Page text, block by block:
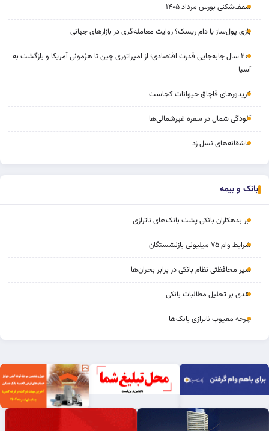
سقف‌شکنی بورس مرداد ۱۴۰۵
بازی پول‌ساز یا دام ریسک؟ روایت معامله‌گری در بازارهای جهانی
۲۰۰ سال جابه‌جایی قدرت اقتصادی؛ از امپراتوری چین تا هژمونی آمریکا و بازگشت به
آسیا
کریدورهای قاچاق حیوانات کجاست
آلودگی شمال در سفره غیرشمالی‌ها
عاشقانه‌های نسل زد
بانک و بیمه
ابر بدهکاران بانکی پشت بانک‌های ناترازی
شرایط وام ۷۵ میلیونی بازنشستگان
سپر محافظتی نظام بانکی در برابر بحران‌ها
نقدی بر تحلیل مطالبات بانکی
چرخه‌ معیوب ناترازی بانک‌ها